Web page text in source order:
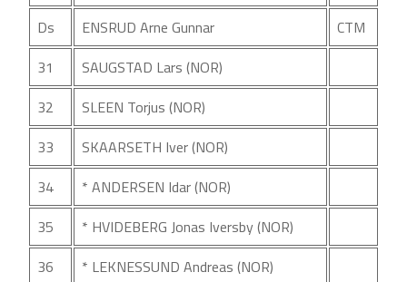
Ds ENSRUD Arne Gunnar
CTM
31
SAUGSTAD Lars (NOR)
32
SLEEN Torjus (NOR)
33
SKAARSETH Iver (NOR)
34
* ANDERSEN Idar (NOR)
35
* HVIDEBERG Jonas Iversby (NOR)
36
* LEKNESSUND Andreas (NOR)